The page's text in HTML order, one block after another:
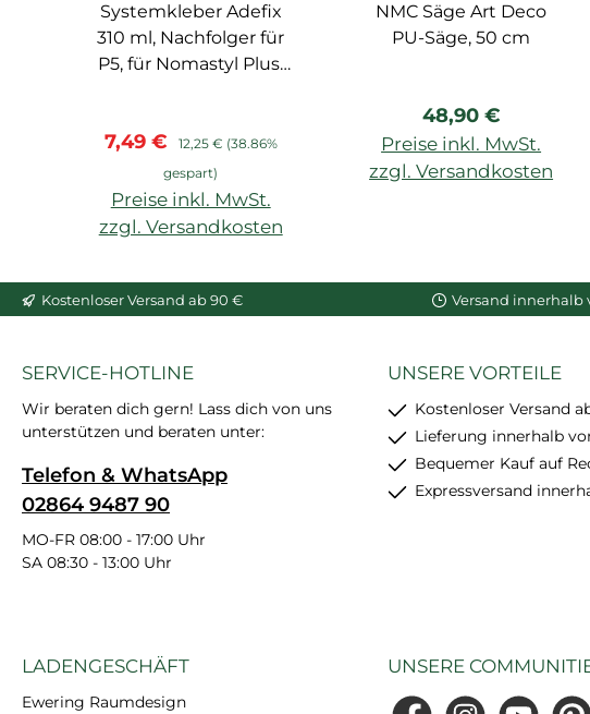
Spachtelkleber
Systemkleber Adefix
310 ml, Nachfolger für
P5, für Nomastyl Plus,
starke
Anfangshaftung,
feinkörnig, schleif- und
überstreichbar, enthält
Verkaufspreis:
7,49 € Regulärer Preis:
12,25 € (38.86%
gespart)
Preise inkl. MwSt.
zzgl. Versandkosten
Zubehör
NMC Säge Art Deco
PU-Säge, 50 cm
Regulärer Preis:
48,90 €
Preise inkl. MwSt.
zzgl. Versandkosten
Kostenloser Versand ab 90 € Versand innerhalb
SERVICE-HOTLINE
Wir beraten dich gern! Lass dich von uns
unterstützen und beraten unter:
Telefon & WhatsApp
02864 9487 90
MO-FR 08:00 - 17:00 Uhr
SA 08:30 - 13:00 Uhr
UNSERE VORTEILE
Kostenloser Versand
Lieferung innerhalb
Bequemer Kauf auf
Expressversand
LADENGESCHÄFT
Ewering Raumdesign
UNSERE